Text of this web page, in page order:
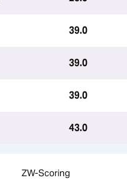
39.0
39.0
39.0
43.0
ZW-Scoring